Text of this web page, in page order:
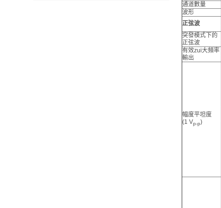
通道數量
波形
正弦波
突發模式下的
正弦波
有效zui大頻率
輸出
幅度平坦度
(1 Vp-p)